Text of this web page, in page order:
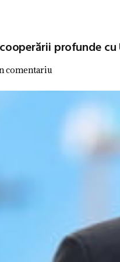
profunde cu
comentariu